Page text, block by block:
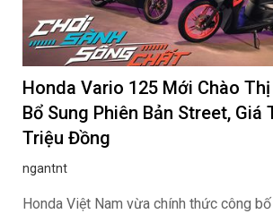
Honda Vario 125 Mới Chào
Bổ Sung Phiên Bản Street, Giá
Triệu Đồng
ngantnt
Honda Việt Nam vừa chính thức công